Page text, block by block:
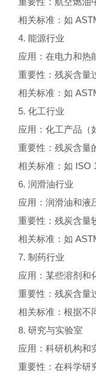
相关标准：如
4. 能源行业
应用：在电力和热
重要性：残炭含量
相关标准：如
5. 化工行业
应用：化工产品（
重要性：残炭含量
相关标准：如 ISO
6. 润滑油行业
应用：润滑油和液
重要性：残炭含量
相关标准：如
7. 制药行业
应用：某些溶剂和
重要性：残炭含量
相关标准：根据不
8. 研究与实验室
应用：科研机构和
重要性：在科学研